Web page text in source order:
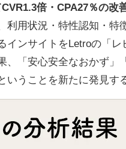
倍・CPA27％の改
用状況・特性認知・特
ンサイトをLetroの「レ
「安心安全なおかず」
うことを新たに発見す